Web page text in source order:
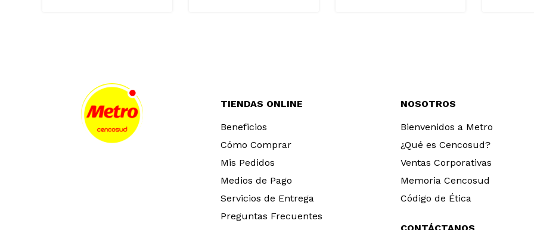
TIENDAS ONLINE
Beneficios
Cómo Comprar
Mis Pedidos
Medios de Pago
Servicios de Entrega
Preguntas Frecuentes
NOSOTROS
Bienvenidos a Metro
¿Qué es Cencosud?
Ventas Corporativas
Memoria Cencosud
Código de Ética